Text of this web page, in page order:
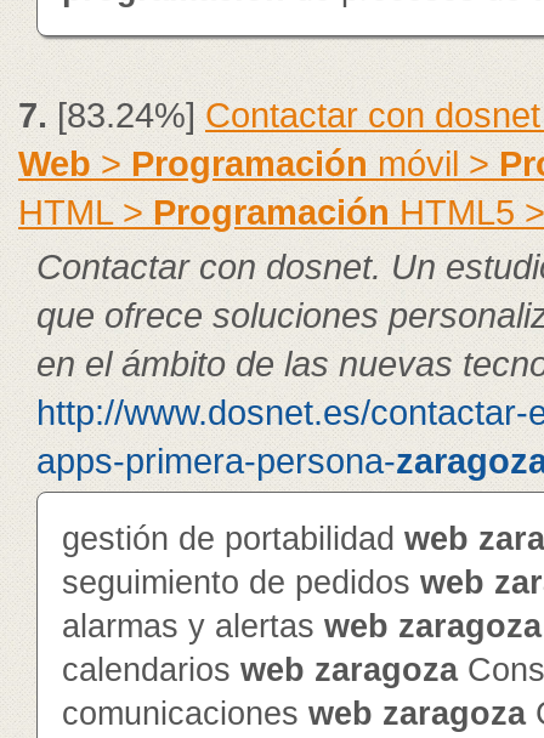
7. [83.24%]Contactar con
Web> Programación móvil >
HTML >Programación HTML5
Contactar con dosnet. Un
que ofrece soluciones
en el ámbito de las nuevas
http://www.dosnet.es/contactar-
apps-primera-persona-
gestión de portabilidad web
seguimiento de pedidos web
alarmas y alertas web zaragoza
calendarios web zaragoza
comunicaciones web zaragoza